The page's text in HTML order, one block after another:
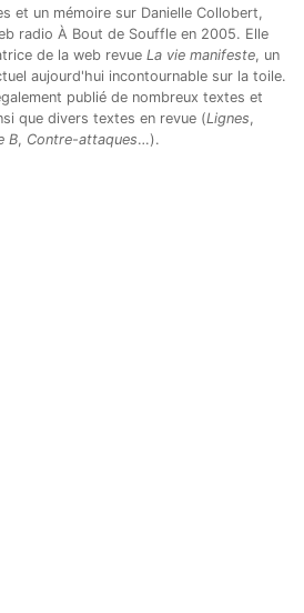
et un mémoire sur Danielle Collobert,
radio À Bout de Souffle en 2005. Elle
de la web revue La vie manifeste, un
aujourd'hui incontournable sur la toile.
publié de nombreux textes et
que divers textes en revue (Lignes,
B, Contre-attaques…).